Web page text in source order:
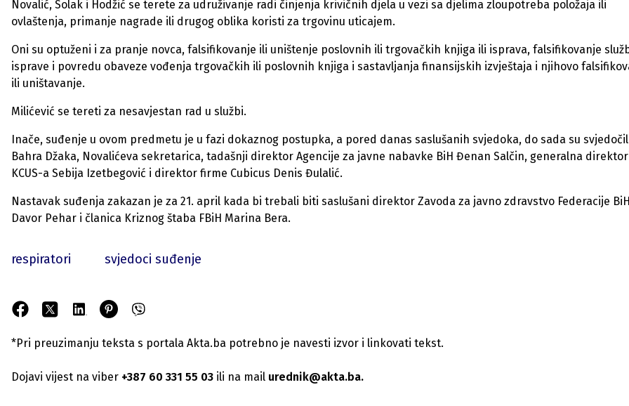
Novalić, Solak i Hodžić se terete za udruživanje radi činjenja krivičnih djela u vezi sa djelima zloupotreba položaja ili
ovlaštenja, primanje nagrade ili drugog oblika koristi za trgovinu uticajem.
Oni su optuženi i za pranje novca, falsifikovanje ili uništenje poslovnih ili trgovačkih knjiga ili isprava, falsifikovanje
isprave i povredu obaveze vođenja trgovačkih ili poslovnih knjiga i sastavljanja finansijskih izvještaja i njihovo
ili uništavanje.
Milićević se tereti za nesavjestan rad u službi.
Inače, suđenje u ovom predmetu je u fazi dokaznog postupka, a pored danas saslušanih svjedoka, do sada su
Bahra Džaka, Novalićeva sekretarica, tadašnji direktor Agencije za javne nabavke BiH Đenan Salčin, generalna
KCUS-a Sebija Izetbegović i direktor firme Cubicus Denis Đulalić.
Nastavak suđenja zakazan je za 21. april kada bi trebali biti saslušani direktor Zavoda za javno zdravstvo Federacije BiH
Davor Pehar i članica Kriznog štaba FBiH Marina Bera.
respiratori svjedoci suđenje
*Pri preuzimanju teksta s portala Akta.ba potrebno je navesti izvor i linkovati tekst.
Dojavi vijest na viber +387 60 331 55 03 ili na mail urednik@akta.ba.